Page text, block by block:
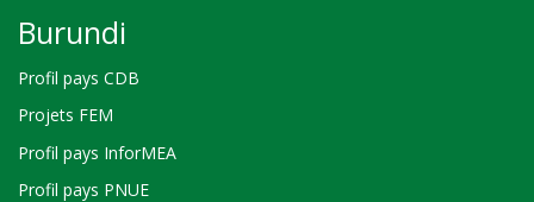
Burundi
Profil pays CDB
Projets FEM
Profil pays InforMEA
Profil pays PNUE